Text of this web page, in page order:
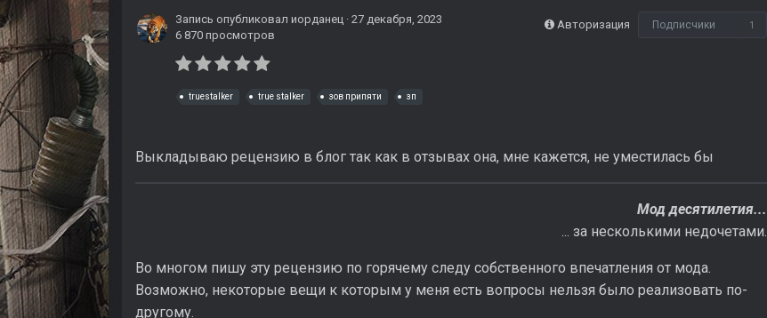
Авторизация Подписчики 1
Запись опубликовал иорданец · 27 декабря, 2023
6 870 просмотров
truestalker true stalker зов припяти зп
Выкладываю рецензию в блог так как в отзывах она, мне кажется, не уместилась бы
Мод десятилетия...
... за несколькими недочетами.
Во многом пишу эту рецензию по горячему следу собственного впечатления от мода.
Возможно, некоторые вещи к которым у меня есть вопросы нельзя было реализовать по-
другому.